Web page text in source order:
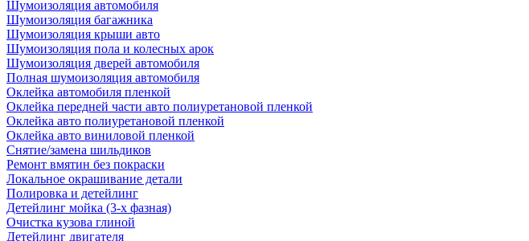
Шумоизоляция автомобиля
Шумоизоляция багажника
Шумоизоляция крыши авто
Шумоизоляция пола и колесных арок
Шумоизоляция дверей автомобиля
Полная шумоизоляция автомобиля
Оклейка автомобиля пленкой
Оклейка передней части авто полиуретановой пленкой
Оклейка авто полиуретановой пленкой
Оклейка авто виниловой пленкой
Снятие/замена шильдиков
Ремонт вмятин без покраски
Локальное окрашивание детали
Полировка и детейлинг
Детейлинг мойка (3-х фазная)
Очистка кузова глиной
Детейлинг двигателя